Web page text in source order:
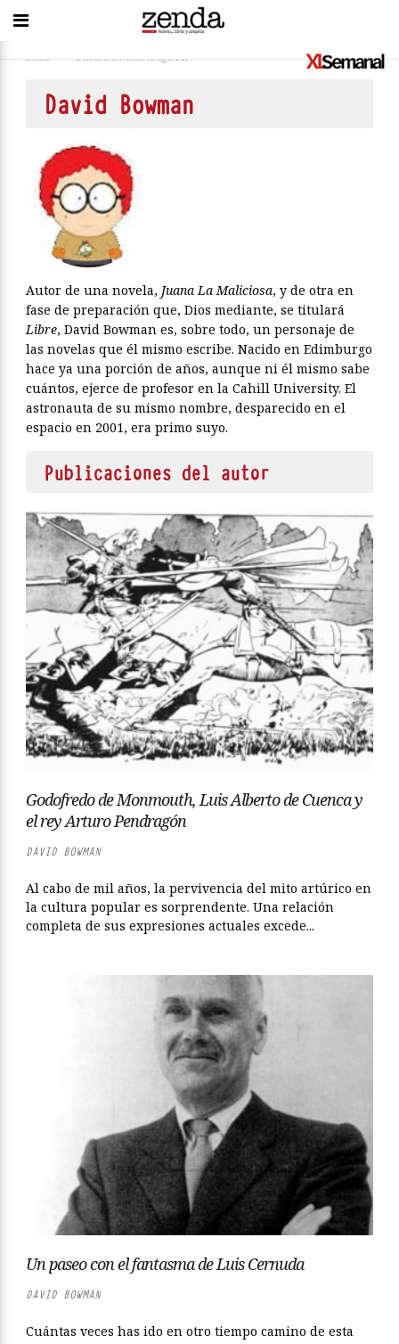
Inicio > David Bowman(Page 14)
David Bowman
Autor de una novela, Juana La Maliciosa, y de otra en
fase de preparación que, Dios mediante, se titulará
Libre, David Bowman es, sobre todo, un personaje de
las novelas que él mismo escribe. Nacido en Edimburgo
hace ya una porción de años, aunque ni él mismo sabe
cuántos, ejerce de profesor en la Cahill University. El
astronauta de su mismo nombre, desparecido en el
espacio en 2001, era primo suyo.
Publicaciones del autor
Godofredo de Monmouth, Luis Alberto de Cuenca y
el rey Arturo Pendragón
DAVID BOWMAN
Al cabo de mil años, la pervivencia del mito artúrico en
la cultura popular es sorprendente. Una relación
completa de sus expresiones actuales excede...
Un paseo con el fantasma de Luis Cernuda
DAVID BOWMAN
Cuántas veces has ido en otro tiempo camino de esta